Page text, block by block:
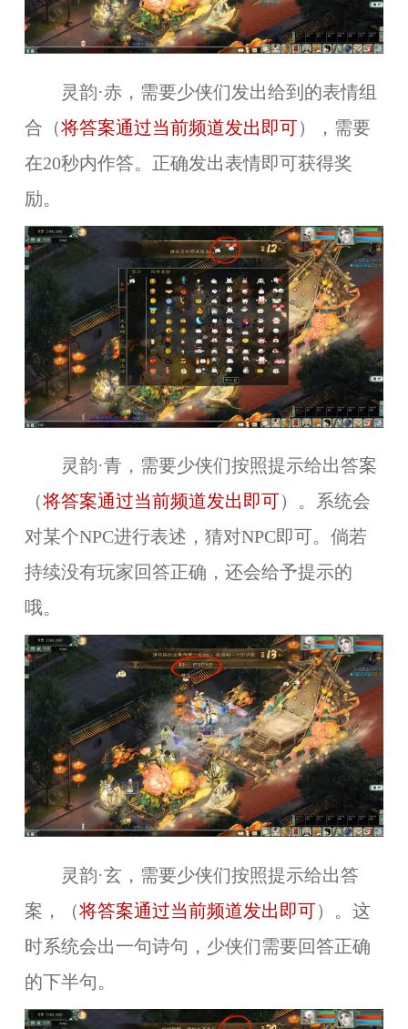
灵韵·赤，需要少侠们发出给到的表情组
合（将答案通过当前频道发出即可 ），需要
在20秒内作答。正确发出表情即可获得奖
励。
灵韵·青，需要少侠们按照提示给出答案
（将答案通过当前频道发出即可 ）。系统会
对某个NPC进行表述，猜对NPC即可。倘若
持续没有玩家回答正确，还会给予提示的
哦。
灵韵·玄，需要少侠们按照提示给出答
案，（将答案通过当前频道发出即可 ）。这
时系统会出一句诗句，少侠们需要回答正确
的下半句。